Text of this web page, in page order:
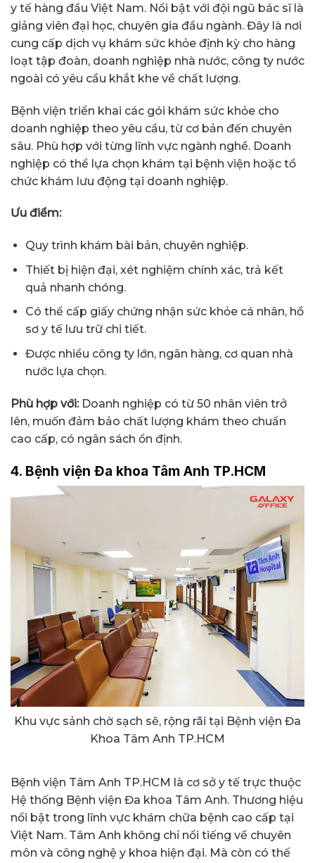
y tế hàng đầu Việt Nam. Nổi bật với đội ngũ bác sĩ là
giảng viên đại học, chuyên gia đầu ngành. Đây là nơi
cung cấp dịch vụ khám sức khỏe định kỳ cho hàng
loạt tập đoàn, doanh nghiệp nhà nước, công ty nước
ngoài có yêu cầu khắt khe về chất lượng.
Bệnh viện triển khai các gói khám sức khỏe cho
doanh nghiệp theo yêu cầu, từ cơ bản đến chuyên
sâu. Phù hợp với từng lĩnh vực ngành nghề. Doanh
nghiệp có thể lựa chọn khám tại bệnh viện hoặc tổ
chức khám lưu động tại doanh nghiệp.
Ưu điểm:
Quy trình khám bài bản, chuyên nghiệp.
Thiết bị hiện đại, xét nghiệm chính xác, trả kết
quả nhanh chóng.
Có thể cấp giấy chứng nhận sức khỏe cá nhân, hồ
sơ y tế lưu trữ chi tiết.
Được nhiều công ty lớn, ngân hàng, cơ quan nhà
nước lựa chọn.
Phù hợp với:Doanh nghiệp có từ 50 nhân viên trở
lên, muốn đảm bảo chất lượng khám theo chuẩn
cao cấp, có ngân sách ổn định.
4. Bệnh viện Đa khoa Tâm Anh TP.HCM
Khu vực sảnh chờ sạch sẽ, rộng rãi tại Bệnh viện Đa
Khoa Tâm Anh TP.HCM
Bệnh viện Tâm Anh TP.HCM là cơ sở y tế trực thuộc
Hệ thống Bệnh viện Đa khoa Tâm Anh. Thương hiệu
nổi bật trong lĩnh vực khám chữa bệnh cao cấp tại
Việt Nam. Tâm Anh không chỉ nổi tiếng về chuyên
môn và công nghệ y khoa hiện đại. Mà còn có thế